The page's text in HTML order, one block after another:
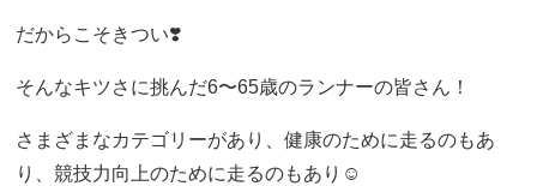
だからこそきつい❣️
そんなキツさに挑んだ6〜65歳のランナーの皆さん！
さまざまなカテゴリーがあり、健康のために走るのもあ
り、競技力向上のために走るのもあり☺️